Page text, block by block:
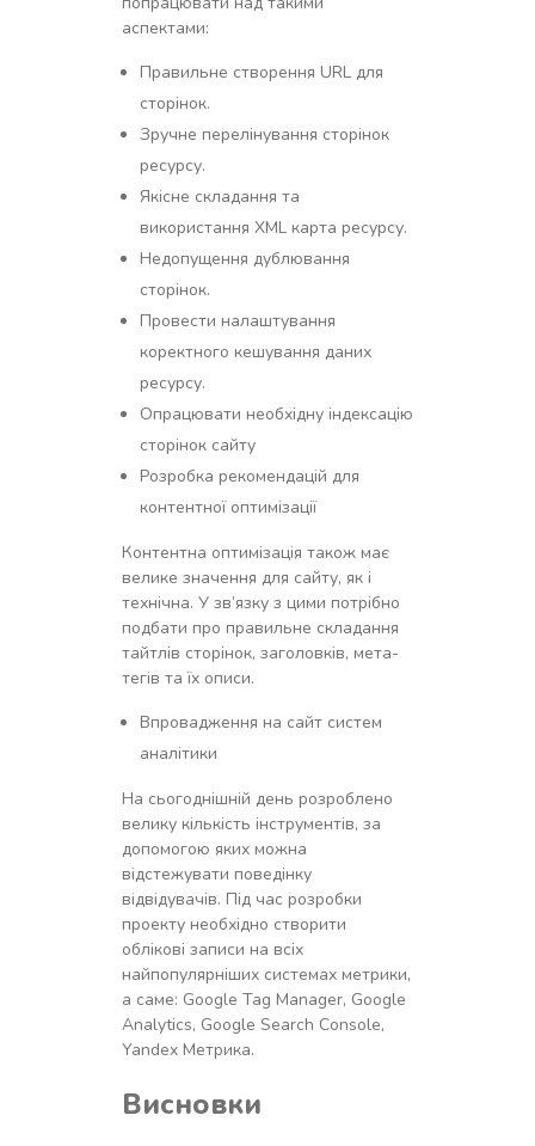
аспектами:
Правильне створення URL для
сторінок.
Зручне перелінування сторінок
ресурсу.
Якісне складання та
використання XML карта ресурсу.
Недопущення дублювання
сторінок.
Провести налаштування
коректного кешування даних
ресурсу.
Опрацювати необхідну індексацію
сторінок сайту
Розробка рекомендацій для
контентної оптимізації
Контентна оптимізація також має
велике значення для сайту, як і
технічна. У зв’язку з цими потрібно
подбати про правильне складання
тайтлів сторінок, заголовків, мета-
тегів та їх описи.
Впровадження на сайт систем
аналітики
На сьогоднішній день розроблено
велику кількість інструментів, за
допомогою яких можна
відстежувати поведінку
відвідувачів. Під час розробки
проекту необхідно створити
облікові записи на всіх
найпопулярніших системах метрики,
а саме: Google Tag Manager, Google
Analytics, Google Search Console,
Yandex Метрика.
Висновки